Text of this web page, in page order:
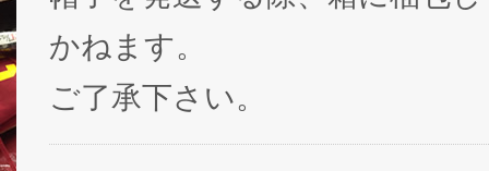
かねます。
ご了承下さい。